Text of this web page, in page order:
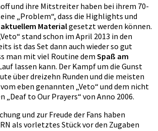
und ihre Mitstreiter haben bei ihrem 70-
„Problem“, dass die Highlights und
Materialgesetzt werden können.
stand schon im April 2013 in den
ist das Set dann auch wieder so gut
man mit viel Routine dem Spaß am
lassen kann. Der Kampf um die Gunst
über dreizehn Runden und die meisten
vom eben genannten „Veto“ und dem nicht
to Our Prayers“ von Anno 2006.
und zur Freude der Fans haben
als vorletztes Stück vor den Zugaben